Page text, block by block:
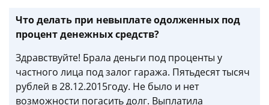
Что делать при невыплате одолженных под
процент денежных средств?
Здравствуйте! Брала деньги под проценты у
частного лица под залог гаража. Пятьдесят тысяч
рублей в 28.12.2015году. Не было и нет
возможности погасить долг. Выплатила